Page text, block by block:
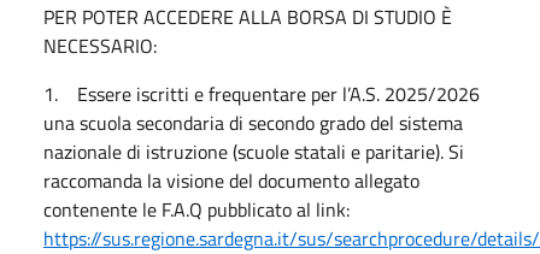
PER POTER ACCEDERE ALLA BORSA DI STUDIO È
NECESSARIO:
1. Essere iscritti e frequentare per l’A.S. 2025/2026
una scuola secondaria di secondo grado del sistema
nazionale di istruzione (scuole statali e paritarie). Si
raccomanda la visione del documento allegato
contenente le F.A.Q pubblicato al link:
https://sus.regione.sardegna.it/sus/searchprocedure/